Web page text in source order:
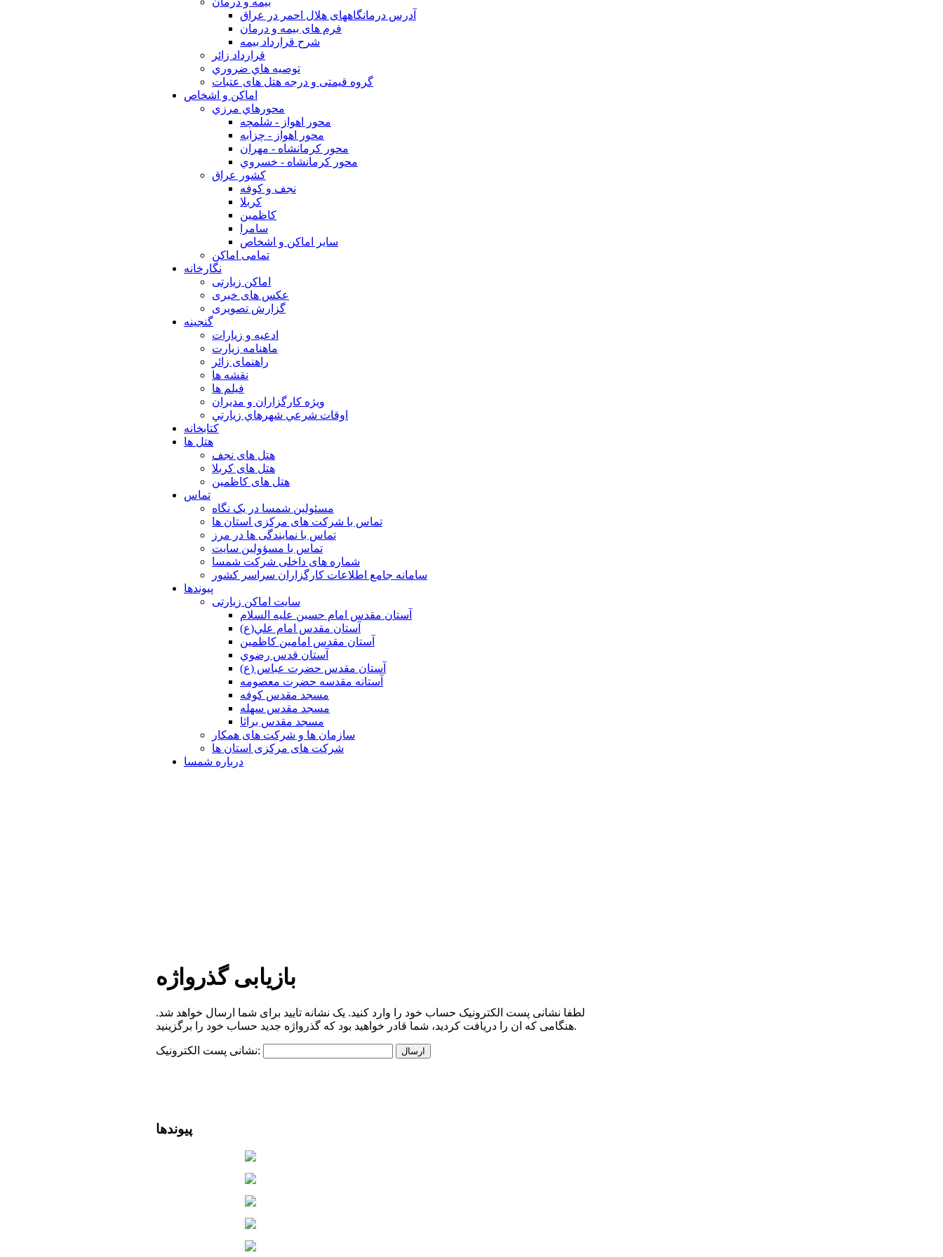
آدرس درمانگاههای هلال احمر در عراق
فرم های بیمه و درمان
شرح قرارداد بیمه
قرارداد زائر
توصيه هاي ضروري
گروه قیمتی و درجه هتل های عتبات
اماکن و اشخاص
محورهاي مرزي
محور اهواز - شلمچه
محور اهواز - چزابه
محور كرمانشاه - مهران
محور كرمانشاه - خسروي
كشور عراق
نجف و كوفه
كربلا
كاظمين
سامرا
ساير اماكن و اشخاص
تمامی اماکن
نگارخانه
اماکن زیارتی
عکس های خبری
گزارش تصویری
گنجینه
ادعیه و زیارات
ماهنامه زیارت
راهنمای زائر
نقشه ها
فیلم ها
ويژه كارگزاران و مديران
اوقات شرعي شهرهاي زيارتي
کتابخانه
هتل ها
هتل های نجف
هتل های کربلا
هتل های کاظمین
تماس
مسئولین شمسا در یک نگاه
تماس با شرکت های مرکزی استان ها
تماس با نمایندگی ها در مرز
تماس با مسؤولین سایت
شماره های داخلی شرکت شمسا
سامانه جامع اطلاعات کارگزاران سراسر کشور
پیوندها
سایت اماکن زیارتی
آستان مقدس امام حسين عليه السلام
آستان مقدس امام علي(ع)
آستان مقدس امامين كاظمين
آستان قدس رضوي
آستان مقدس حضرت عباس (ع)
آستانه مقدسه حضرت معصومه
مسجد مقدس كوفه
مسجد مقدس سهله
مسجد مقدس براثا
سازمان ها و شرکت های همکار
شرکت های مرکزی استان ها
درباره شمسا
بازیابی گذرواژه
لطفا نشانی پست الکترونیک حساب خود را وارد کنید. یک نشانه تایید برای شما ارسال خواهد شد.
هنگامی که ان را دریافت کردید، شما قادر خواهید بود که گذرواژه جدید حساب خود را برگزینید.
نشانی پست الکترونیک: ارسال
پیوندها